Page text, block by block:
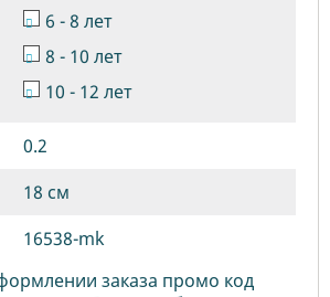
6 - 8 лет
8 - 10 лет
10 - 12 лет
0.2
18 см
16538-mk
заказа промо код